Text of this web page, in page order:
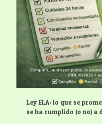
Ley ELA: lo que se
se ha cumplido (o no) a